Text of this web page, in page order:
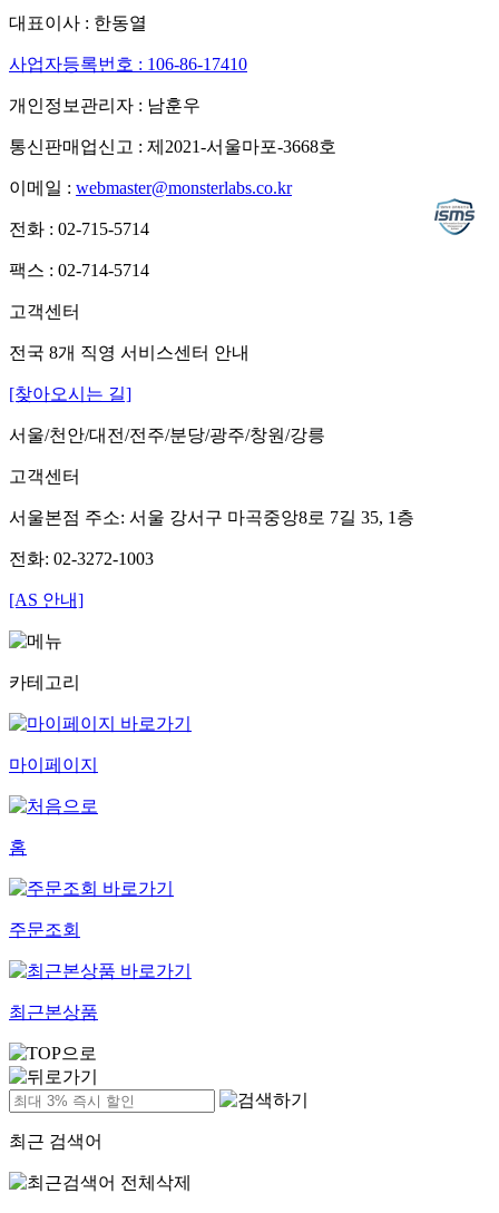
대표이사 : 한동열
사업자등록번호 : 106-86-17410
개인정보관리자 : 남훈우
통신판매업신고 : 제2021-서울마포-3668호
이메일 : webmaster@monsterlabs.co.kr
전화 : 02-715-5714
팩스 : 02-714-5714
고객센터
전국 8개 직영 서비스센터 안내
[찾아오시는 길]
서울/천안/대전/전주/분당/광주/창원/강릉
고객센터
서울본점 주소: 서울 강서구 마곡중앙8로 7길 35, 1층
전화: 02-3272-1003
[AS 안내]
카테고리
마이페이지
홈
주문조회
최근본상품
최근 검색어